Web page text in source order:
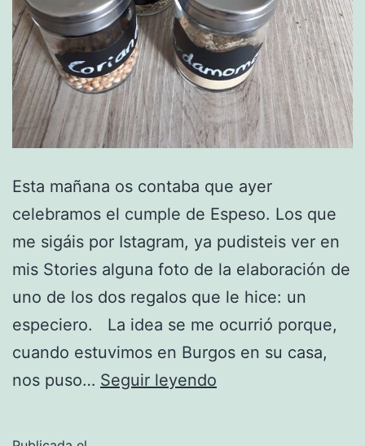
Esta mañana os contaba que ayer
celebramos el cumple de Espeso. Los que
me sigáis por Istagram, ya pudisteis ver en
mis Stories alguna foto de la elaboración de
uno de los dos regalos que le hice: un
especiero. La idea se me ocurrió porque,
cuando estuvimos en Burgos en su casa,
nos puso… Seguir leyendo